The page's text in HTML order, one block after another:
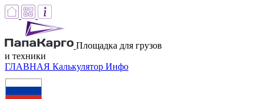
Площадка для грузов
и техники
ГЛАВНАЯ Калькулятор Инфо